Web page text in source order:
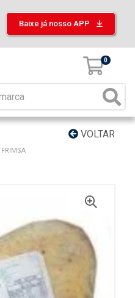
Baixe já nosso APP
0
VOLTAR